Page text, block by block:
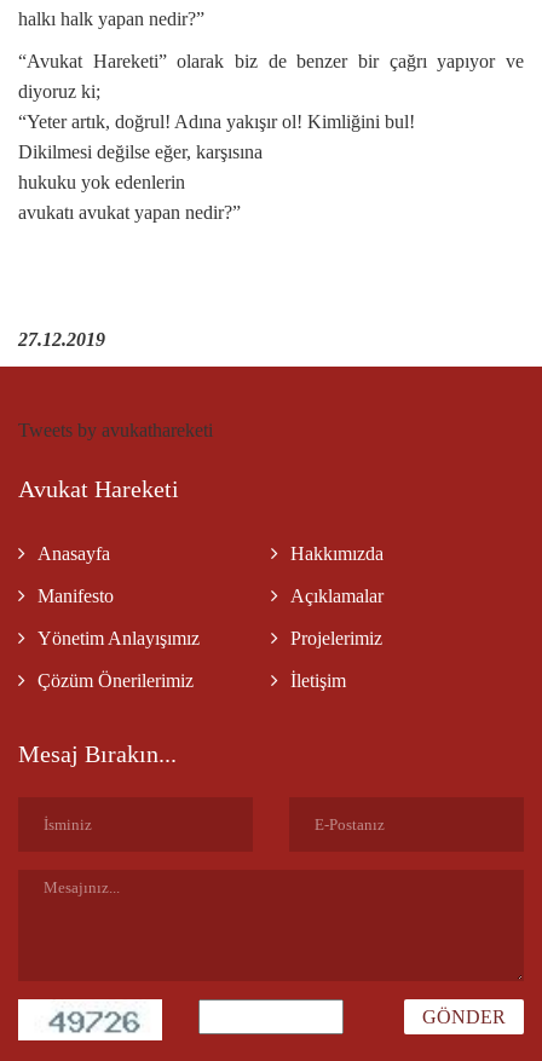
halkı halk yapan nedir?”
“Avukat Hareketi” olarak biz de benzer bir çağrı yapıyor ve
diyoruz ki;
“Yeter artık, doğrul! Adına yakışır ol! Kimliğini bul!
Dikilmesi değilse eğer, karşısına
hukuku yok edenlerin
avukatı avukat yapan nedir?”
27.12.2019
Tweets by avukathareketi
Avukat Hareketi
Anasayfa Hakkımızda
Manifesto Açıklamalar
Yönetim Anlayışımız Projelerimiz
Çözüm Önerilerimiz İletişim
Mesaj Bırakın...
GÖNDER